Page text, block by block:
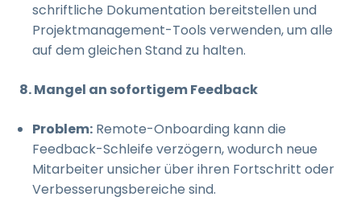
schriftliche Dokumentation bereitstellen und
Projektmanagement-Tools verwenden, um alle
auf dem gleichen Stand zu halten.
8. Mangel an sofortigem Feedback
Problem: Remote-Onboarding kann die
Feedback-Schleife verzögern, wodurch neue
Mitarbeiter unsicher über ihren Fortschritt oder
Verbesserungsbereiche sind.